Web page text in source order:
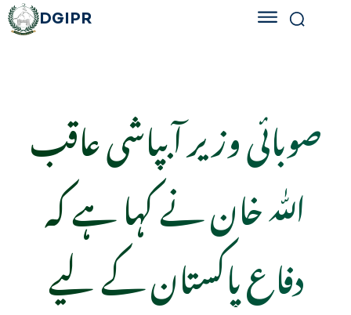
DGIPR
صوبائی وزیر آبپاشی عاقب
اللّٰہ خان نے کہا ہے کہ
دفاع پاکستان کے لیے